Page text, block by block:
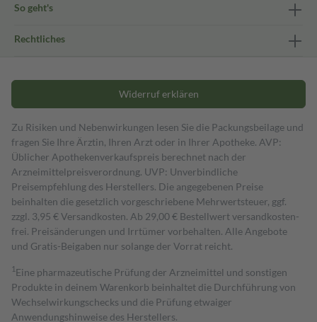
So geht's
Rechtliches
Widerruf erklären
Zu Risiken und Nebenwirkungen lesen Sie die Packungsbeilage und
fragen Sie Ihre Ärztin, Ihren Arzt oder in Ihrer Apotheke. AVP:
Üblicher Apothekenverkaufspreis berechnet nach der
Arzneimittelpreisverordnung. UVP: Unverbindliche
Preisempfehlung des Herstellers. Die angegebenen Preise
beinhalten die gesetzlich vorgeschriebene Mehrwertsteuer, ggf.
zzgl. 3,95 € Versandkosten. Ab 29,00 € Bestell­wert versand­kosten­
frei. Preisänderungen und Irrtümer vorbehalten. Alle Angebote
und Gratis-Beigaben nur solange der Vorrat reicht.
1 Eine pharmazeutische Prüfung der Arzneimittel und sonstigen
Produkte in deinem Warenkorb beinhaltet die Durchführung von
Wechselwirkungschecks und die Prüfung etwaiger
Anwendungshinweise des Herstellers.